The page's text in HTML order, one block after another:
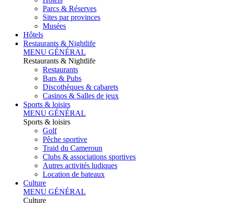
Parcs & Réserves
Sites par provinces
Musées
Hôtels
Restaurants & Nightlife
MENU GÉNÉRAL
Restaurants & Nightlife
Restaurants
Bars & Pubs
Discothèques & cabarets
Casinos & Salles de jeux
Sports & loisirs
MENU GÉNÉRAL
Sports & loisirs
Golf
Pêche sportive
Traid du Cameroun
Clubs & associations sportives
Autres activités ludiques
Location de bateaux
Culture
MENU GÉNÉRAL
Culture